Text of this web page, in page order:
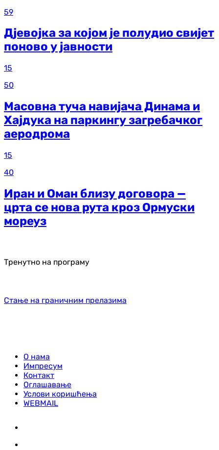
59
Дјевојка за којом је полудио свијет
поново у јавности
15
50
Масовна туча навијача Динама и
Хајдука на паркингу загребачког
аеродрома
15
40
Иран и Оман близу договора —
црта се нова рута кроз Ормуски
мореуз
Тренутно на програму
Стање на граничним прелазима
О нама
Импресум
Контакт
Оглашавање
Услови коришћења
WEBMAIL